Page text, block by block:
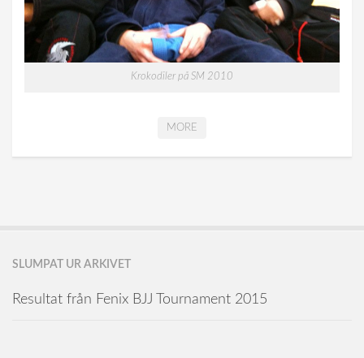
Krokodiler på SM 2010
MORE
SLUMPAT UR ARKIVET
Resultat från Fenix BJJ Tournament 2015